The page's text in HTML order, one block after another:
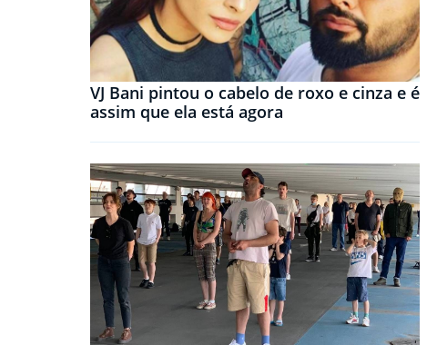
VJ Bani pintou o cabelo de roxo e cinza e é
assim que ela está agora